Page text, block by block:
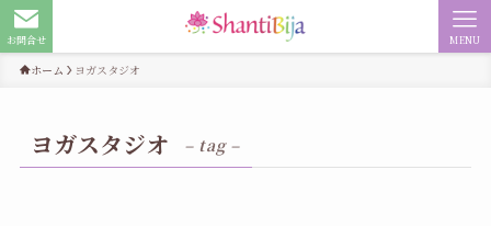
お問合せ MENU
ホーム ヨガスタジオ
ヨガスタジオ – tag –